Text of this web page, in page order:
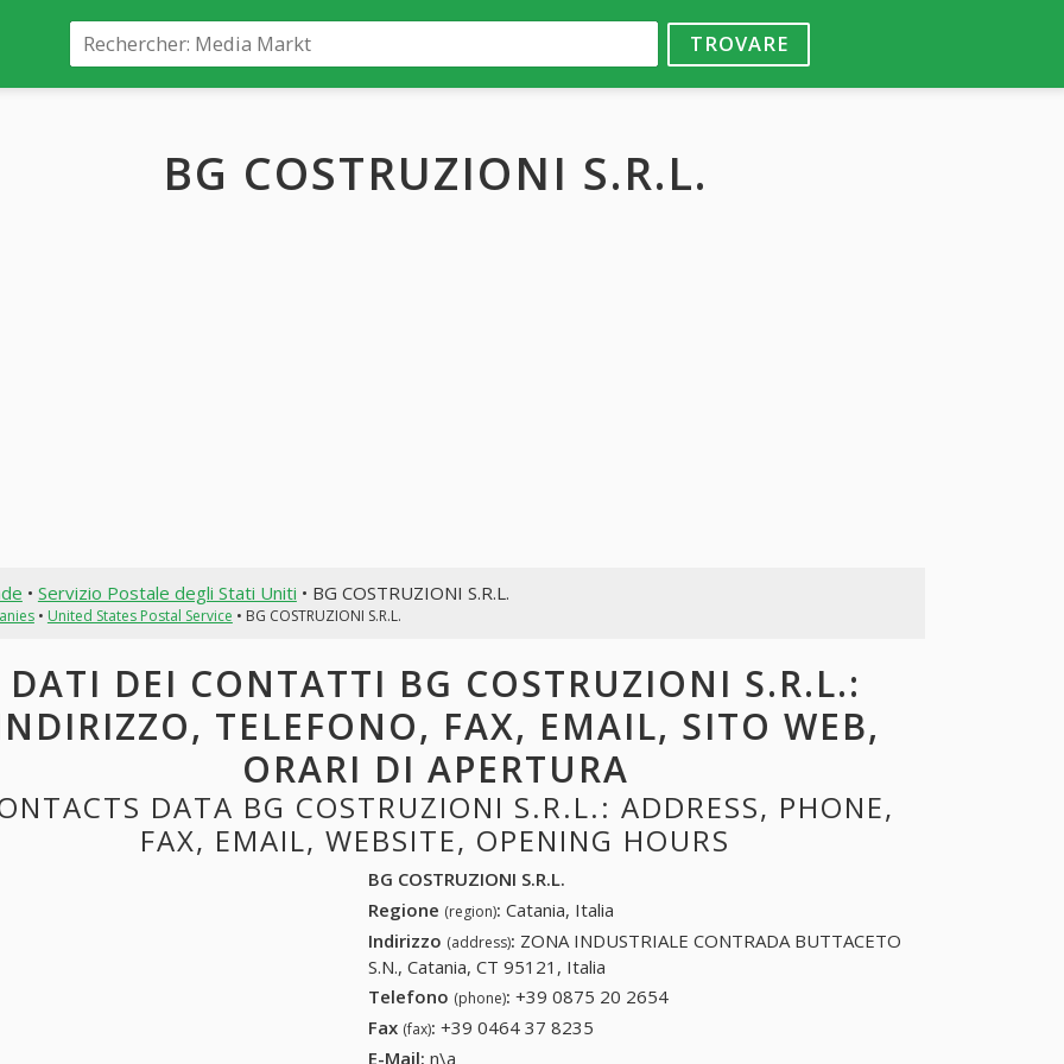
TROVARE
BG COSTRUZIONI S.R.L.
• Servizio Postale degli Stati Uniti • BG COSTRUZIONI S.R.L.
• United States Postal Service • BG COSTRUZIONI S.R.L.
DATI DEI CONTATTI BG COSTRUZIONI S.R.L.:
TELEFONO, FAX, EMAIL, SITO WEB,
ORARI DI APERTURA
DATA BG COSTRUZIONI S.R.L.: ADDRESS, PHONE,
FAX, EMAIL, WEBSITE, OPENING HOURS
BG COSTRUZIONI S.R.L.
Regione (region): Catania, Italia
Indirizzo (address): ZONA INDUSTRIALE CONTRADA BUTTACETO
S.N., Catania, CT 95121, Italia
Telefono (phone): +39 0875 20 2654
Fax (fax): +39 0464 37 8235
E-Mail: n\a